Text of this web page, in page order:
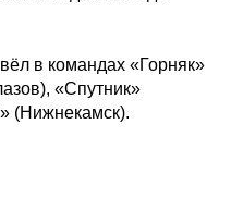
в командах «Горняк»
«Спутник»
(Нижнекамск).